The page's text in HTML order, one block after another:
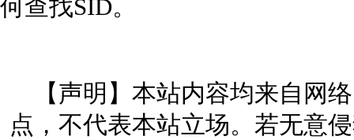
何查找SID。
【声明】本站内容均来自网
点，不代表本站立场。若无意